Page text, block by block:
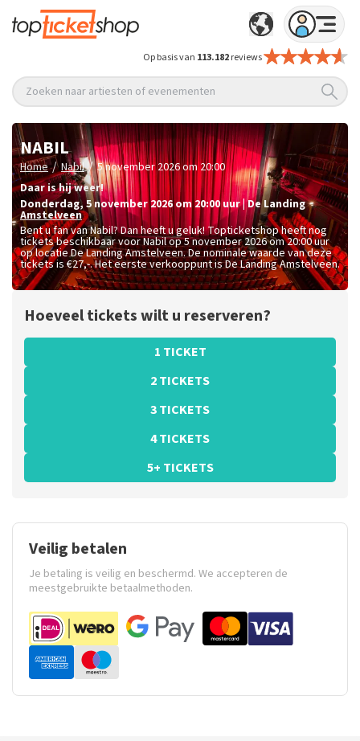
Op basis van 113.182reviews
Zoeken naar artiesten of evenementen
NABIL
Home / Nabil / 5 november 2026 om 20:00
Daar is hij weer!
donderdag,5 november 2026 om 20:00 uur|De Landing
Amstelveen
Bent u fan van Nabil? Dan heeft u geluk! Topticketshop heeft nog
tickets beschikbaar voor Nabil op 5 november 2026 om 20:00 uur
op locatie De Landing Amstelveen. De nominale waarde van deze
tickets is€27,-. Het eerste verkooppunt is De Landing Amstelveen.
Hoeveel tickets wilt u reserveren?
1 TICKET
2 TICKETS
3 TICKETS
4 TICKETS
5+ TICKETS
Veilig betalen
Je betaling is veilig en beschermd. We accepteren de
meestgebruikte betaalmethoden.